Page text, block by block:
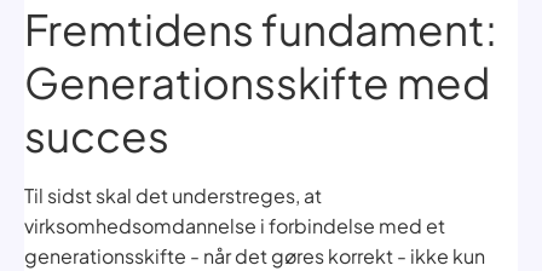
Fremtidens fundament:
Generationsskifte med
succes
Til sidst skal det understreges, at
virksomhedsomdannelse i forbindelse med et
generationsskifte - når det gøres korrekt - ikke kun